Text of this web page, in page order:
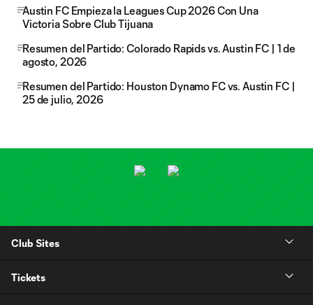
Austin FC Empieza la Leagues Cup 2026 Con Una
Victoria Sobre Club Tijuana
Resumen del Partido: Colorado Rapids vs. Austin FC | 1 de
agosto, 2026
Resumen del Partido: Houston Dynamo FC vs. Austin FC |
25 de julio, 2026
Club Sites
Tickets